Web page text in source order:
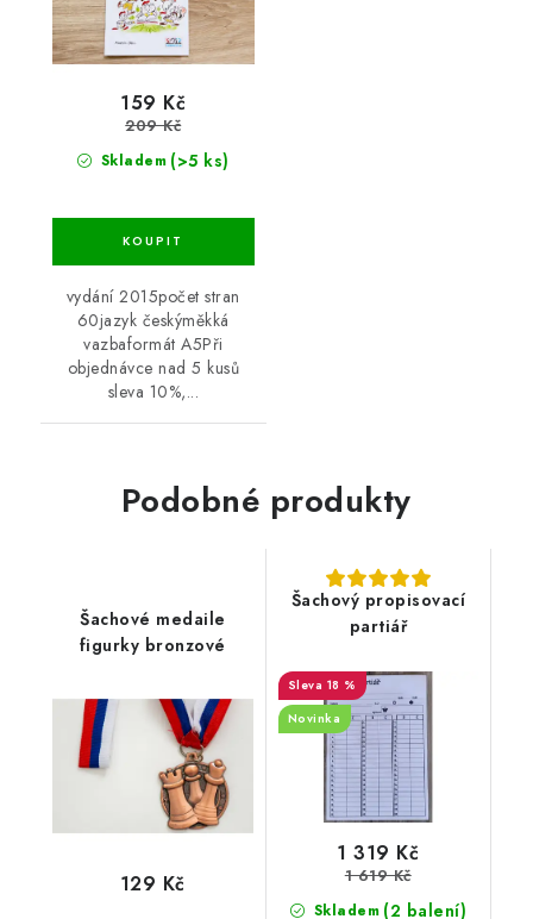
Skladem (>5 ks)
159 Kč
209 Kč
vydání 2015počet stran
60jazyk českýměkká
vazbaformát A5Při
objednávce nad 5 kusů
sleva 10%,...
Podobné produkty
Šachové medaile
figurky bronzové
129 Kč
Šachový propisovací
partiář
18 %
Novinka
Skladem (2 balení)
1 319 Kč
1 619 Kč